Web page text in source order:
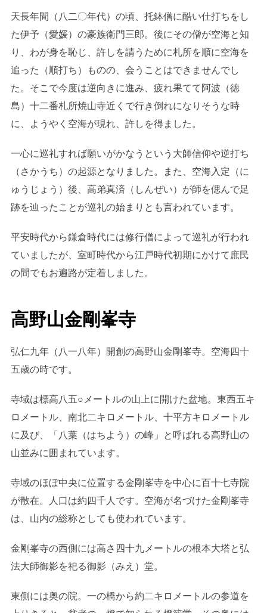
天長年間（八二〇年代）の頃、托鉢僧に酷い仕打ちをし
た伊予（愛媛）の豪族衛門三郎。後にその僧が空海と知
り、わが身を恥じ、許しを請うために札所を順に空海を
追った（順打ち）ものの、会うことはできませんでし
た。そこで今度は逆向きに進み、疲れ果てて阿波（徳
島）十二番札所焼山寺近くで行き倒れになりそうな時
に、ようやく空海が現れ、許しを得ました。
一心に巡礼すれば願いがかなうという大師信仰や逆打ち
（さかうち）の起源となりました。また、空海入定（に
ゅうじょう）後、高弟真済（しんぜい）が師を偲んで足
跡を辿ったことが巡礼の始まりとも言われています。
平安時代から鎌倉時代には修行僧によって巡礼が行われ
ていましたが、室町時代から江戸時代初期にかけて庶民
の間でもお遍路が定着しました。
高野山金剛峯寺
弘仁九年（八一八年）開創の高野山金剛峯寺。空海四十
五歳の時です。
寺域は標高八五○メートルの山上に開けた盆地。東西五キ
ロメートル、南北二キロメートル、十平方キロメートル
に及び、「八葉（はちよう）の峰」と呼ばれる高野山の
山並みに囲まれています。
寺域のほぼ中央に位置する金剛峯寺を中心に百十七寺院
が散在。人口は約四千人です。空海が名づけた金剛峯寺
は、山内の総称としても使われています。
金剛峯寺の西側には高さ四十九メートルの根本大塔と弘
法大師御影を祀る御影（みえ）堂。
東側には奥の院。一の橋から約二キロメートルの参道を